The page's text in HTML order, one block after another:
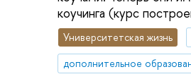
коучинга (курс
Университетская жизнь
дополнительное